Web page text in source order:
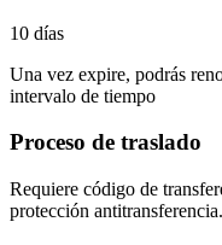
10 días
Una vez expire, podrás
intervalo de tiempo
Proceso de traslado
Requiere código de
protección antitransferencia.